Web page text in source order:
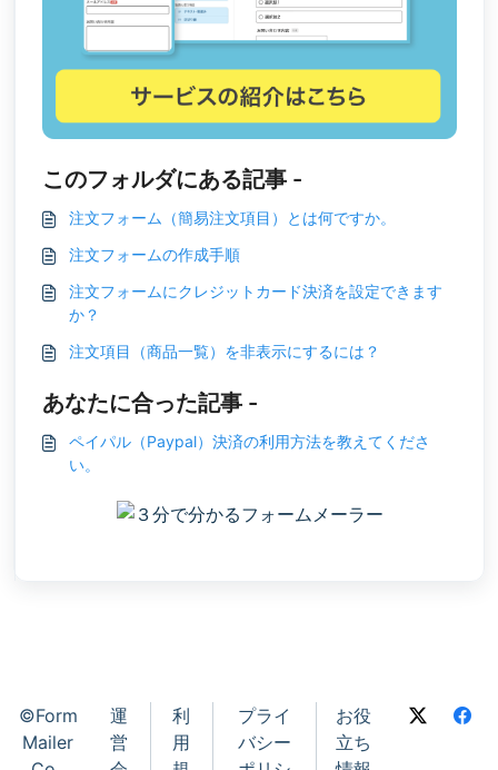
このフォルダにある記事 -
注文フォーム（簡易注文項目）とは何ですか。
注文フォームの作成手順
注文フォームにクレジットカード決済を設定できます
か？
注文項目（商品一覧）を非表示にするには？
あなたに合った記事 -
ペイパル（Paypal）決済の利用方法を教えてくださ
い。
©Form
Mailer
運
営
利
用
プライ
バシー
お役
立ち